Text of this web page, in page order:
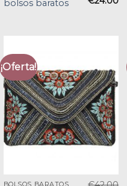
bolsos baratos
¡Oferta!